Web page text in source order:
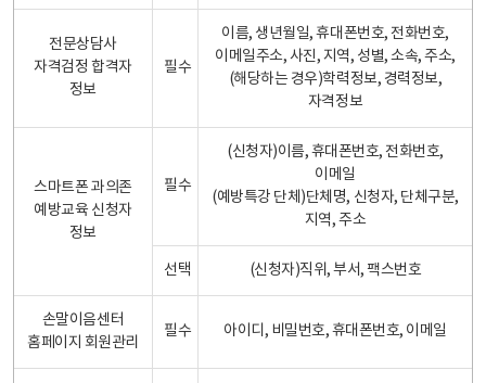
전문상담사
자격검정 합격자
정보
필수
이름, 생년월일, 휴대폰번호, 전화번호,
이메일주소, 사진, 지역, 성별, 소속, 주소,
(해당하는 경우)학력정보, 경력정보,
자격정보
스마트폰 과의존
예방교육 신청자
정보
필수
(신청자)이름, 휴대폰번호, 전화번호,
이메일
(예방특강 단체)단체명, 신청자, 단체구분,
지역, 주소
선택 (신청자)직위, 부서, 팩스번호
손말이음센터
홈페이지 회원관리
필수 아이디, 비밀번호, 휴대폰번호, 이메일